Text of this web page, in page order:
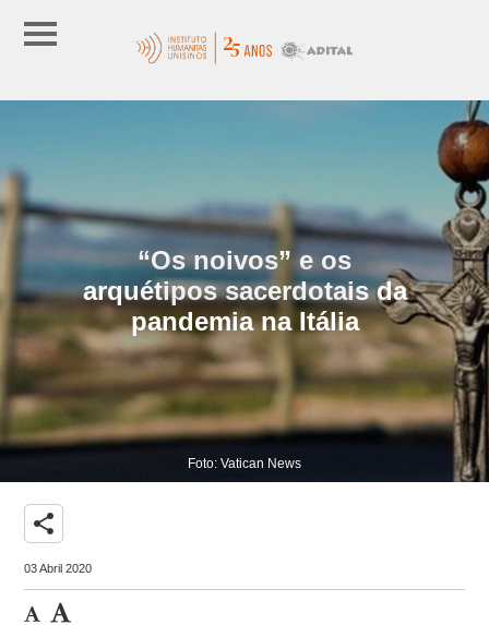
“Os noivos” e os
arquétipos sacerdotais da
pandemia na Itália
Foto: Vatican News
share
03 Abril 2020